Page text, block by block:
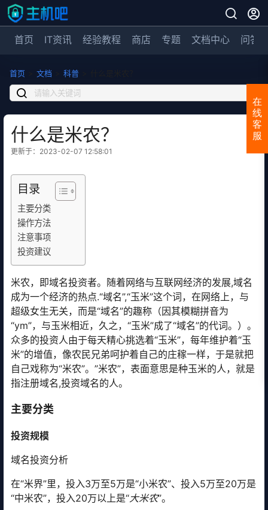
首页 IT资讯 经验教程 商店 专题 文档中心 问答
首页 文档 科普
什么是米农？
更新于：2023-02-07 12:58:01
目录
主要分类
操作方法
注意事项
投资建议
米农，即域名投资者。随着网络与互联网经济的发展,域名
成为一个经济的热点.“域名”,“玉米”这个词，在网络上，与
超级女生无关，而是“域名”的趣称（因其模糊拼音为
“ym”，与玉米相近，久之，“玉米”成了“域名”的代词。）。
众多的投资人由于每天精心挑选着“玉米”，每年维护着“玉
米”的增值，像农民兄弟呵护着自己的庄稼一样，于是就把
自己戏称为“米农”。”米农”，表面意思是种玉米的人，就是
指注册域名,投资域名的人。
主要分类
投资规模
域名投资分析
在“米界”里，投入3万至5万是“小米农”、投入5万至20万是
“中米农”，投入20万以上是“大米农”。
在
线
客
服